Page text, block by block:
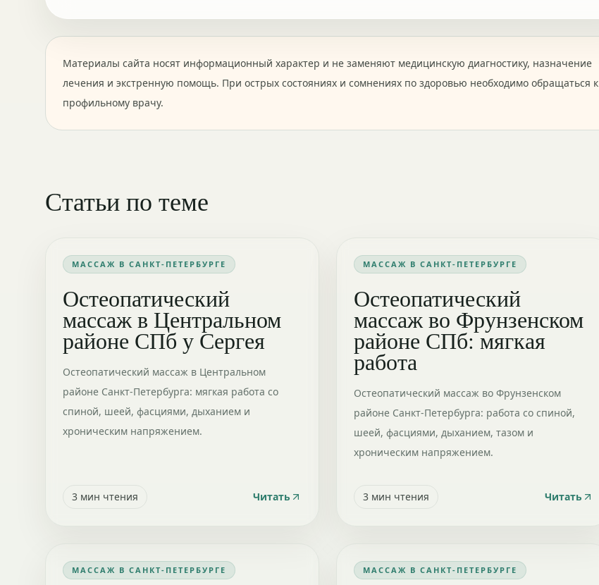
Материалы сайта носят информационный характер и не заменяют медицинскую диагностику, назначение
лечения и экстренную помощь. При острых состояниях и сомнениях по здоровью необходимо обращаться к
профильному врачу.
Статьи по теме
МАССАЖ В САНКТ-ПЕТЕРБУРГЕ
Остеопатический
массаж в Центральном
районе СПб у Сергея
Остеопатический массаж в Центральном
районе Санкт-Петербурга: мягкая работа со
спиной, шеей, фасциями, дыханием и
хроническим напряжением.
3 мин чтения Читать
МАССАЖ В САНКТ-ПЕТЕРБУРГЕ
Остеопатический
массаж во Фрунзенском
районе СПб: мягкая
работа
Остеопатический массаж во Фрунзенском
районе Санкт-Петербурга: работа со спиной,
шеей, фасциями, дыханием, тазом и
хроническим напряжением.
3 мин чтения Читать
МАССАЖ В САНКТ-ПЕТЕРБУРГЕ МАССАЖ В САНКТ-ПЕТЕРБУРГЕ